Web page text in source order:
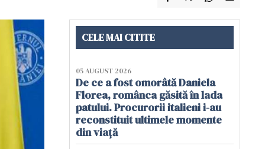
CELE MAI CITITE
05 AUGUST 2026
De ce a fost omorâtă Daniela
Florea, românca găsită în lada
patului. Procurorii italieni i-au
reconstituit ultimele momente
din viață